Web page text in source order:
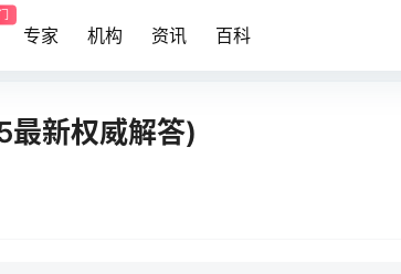
专家 机构 资讯 百科
新权威解答)